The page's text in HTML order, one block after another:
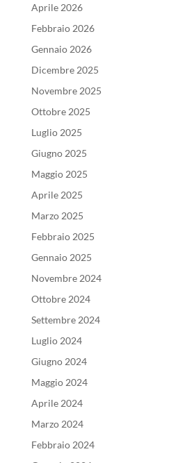
Aprile 2026
Febbraio 2026
Gennaio 2026
Dicembre 2025
Novembre 2025
Ottobre 2025
Luglio 2025
Giugno 2025
Maggio 2025
Aprile 2025
Marzo 2025
Febbraio 2025
Gennaio 2025
Novembre 2024
Ottobre 2024
Settembre 2024
Luglio 2024
Giugno 2024
Maggio 2024
Aprile 2024
Marzo 2024
Febbraio 2024